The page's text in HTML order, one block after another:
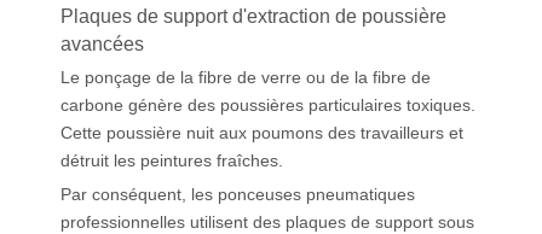
Plaques de support d'extraction de poussière
avancées
Le ponçage de la fibre de verre ou de la fibre de
carbone génère des poussières particulaires toxiques.
Cette poussière nuit aux poumons des travailleurs et
détruit les peintures fraîches.
Par conséquent, les ponceuses pneumatiques
professionnelles utilisent des plaques de support sous